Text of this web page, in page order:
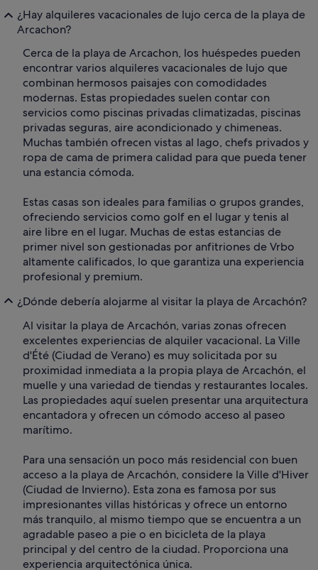
¿Hay alquileres vacacionales de lujo cerca de la playa de
Arcachon?
Cerca de la playa de Arcachon, los huéspedes pueden
encontrar varios alquileres vacacionales de lujo que
combinan hermosos paisajes con comodidades
modernas. Estas propiedades suelen contar con
servicios como piscinas privadas climatizadas, piscinas
privadas seguras, aire acondicionado y chimeneas.
Muchas también ofrecen vistas al lago, chefs privados y
ropa de cama de primera calidad para que pueda tener
una estancia cómoda.
Estas casas son ideales para familias o grupos grandes,
ofreciendo servicios como golf en el lugar y tenis al
aire libre en el lugar. Muchas de estas estancias de
primer nivel son gestionadas por anfitriones de Vrbo
altamente calificados, lo que garantiza una experiencia
profesional y premium.
¿Dónde debería alojarme al visitar la playa de Arcachón?
Al visitar la playa de Arcachón, varias zonas ofrecen
excelentes experiencias de alquiler vacacional. La Ville
d'Été (Ciudad de Verano) es muy solicitada por su
proximidad inmediata a la propia playa de Arcachón, el
muelle y una variedad de tiendas y restaurantes locales.
Las propiedades aquí suelen presentar una arquitectura
encantadora y ofrecen un cómodo acceso al paseo
marítimo.
Para una sensación un poco más residencial con buen
acceso a la playa de Arcachón, considere la Ville d'Hiver
(Ciudad de Invierno). Esta zona es famosa por sus
impresionantes villas históricas y ofrece un entorno
más tranquilo, al mismo tiempo que se encuentra a un
agradable paseo a pie o en bicicleta de la playa
principal y del centro de la ciudad. Proporciona una
experiencia arquitectónica única.